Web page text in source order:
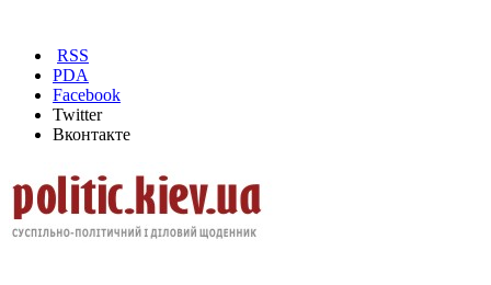
RSS
PDA
Facebook
Twitter
Вконтакте